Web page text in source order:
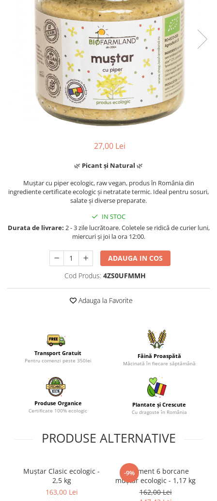
27,00 Lei
🌿 Picant și Natural 🌿
Muștar cu piper ecologic, raw vegan, produs în România din
ingrediente certificate ecologic și netratate termic. Ideal pentru sosuri,
salate și diverse preparate.
IN STOC
Durata de livrare: 2 - 3 zile lucrătoare. Coletele se ridică de curier luni,
miercuri și joi la ora 12:00.
ADAUGA IN COS
Cod Produs: 4ZS0UFMMH
Adauga la Favorite
Transport Gratuit
Pentru comenzi peste 350lei
Făină Proaspătă
Măcinată în fiecare săptămână
Produse Organice
Certificate 100% ecologic
Plantate și Crescute
Cu dragoste în România
PRODUSE ALTERNATIVE
Muștar Clasic ecologic -
2,5 kg
163,00 Lei
-9%
Sortiment 6 borcane
muștar ecologic - 1,17 kg
162,00 Lei